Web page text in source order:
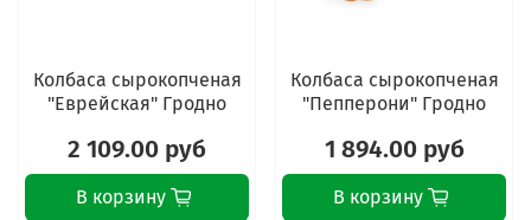
Колбаса сырокопченая
"Еврейская" Гродно
2 109.00 руб
В корзину
Колбаса сырокопченая
"Пепперони" Гродно
1 894.00 руб
В корзину